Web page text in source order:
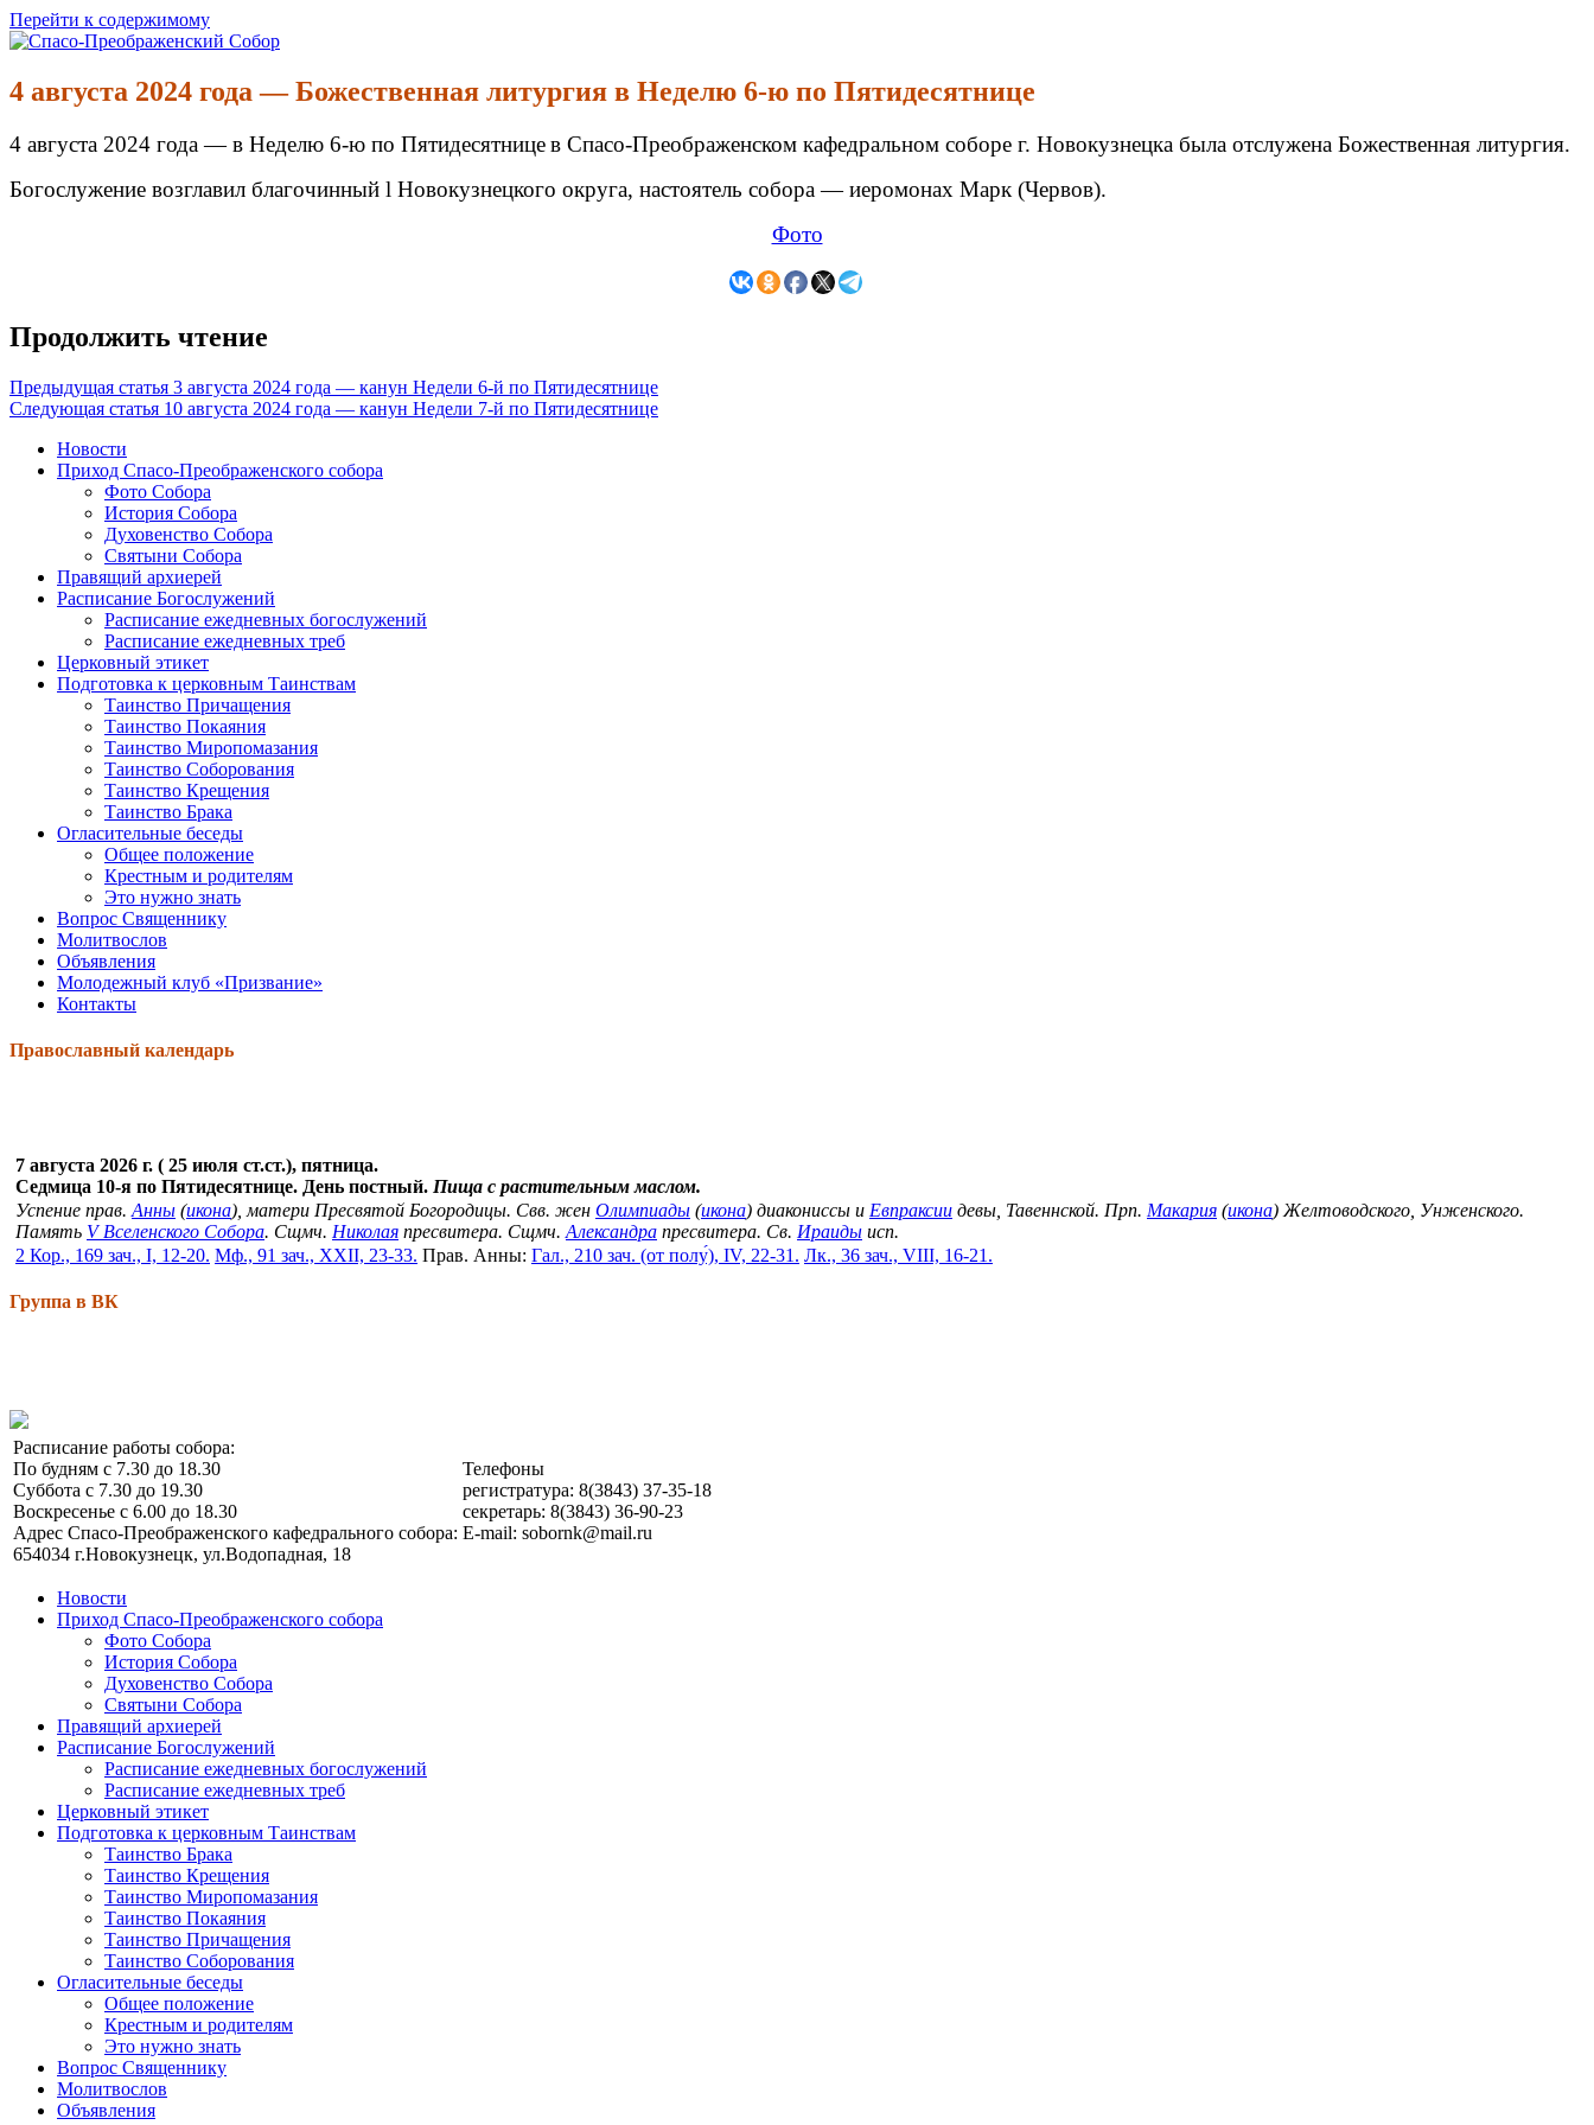
Перейти к содержимому
Спасо-Преображенский Собор
Спасо-Преображенский кафедральный Собор Новокузнецк
4 августа 2024 года — Божественная литургия в Неделю 6-ю по Пятидесятнице
4 августа 2024 года — в Неделю 6-ю по Пятидесятницев Спасо-Преображенском кафедральном соборе г. Новокузнецка была отслужена Божественная литургия.
Богослужение возглавил благочинный l Новокузнецкого округа, настоятель собора — иеромонах Марк (Червов).
Фото
Продолжить чтение
Предыдущая статья 3 августа 2024 года — канун Недели 6-й по Пятидесятнице
Следующая статья 10 августа 2024 года — канун Недели 7-й по Пятидесятнице
Новости
Приход Спасо-Преображенского собора
Фото Собора
История Собора
Духовенство Собора
Святыни Собора
Правящий архиерей
Расписание Богослужений
Расписание ежедневных богослужений
Расписание ежедневных треб
Церковный этикет
Подготовка к церковным Таинствам
Таинство Причащения
Таинство Покаяния
Таинство Миропомазания
Таинство Соборования
Таинство Крещения
Таинство Брака
Огласительные беседы
Общее положение
Крестным и родителям
Это нужно знать
Вопрос Священнику
Молитвослов
Объявления
Молодежный клуб «Призвание»
Контакты
Православный календарь
7 августа 2026 г. ( 25 июля ст.ст.), пятница.
Седмица 10-я по Пятидесятнице. День постный. Пища с растительным маслом.
Успение прав. Анны (икона), матери Пресвятой Богородицы. Свв. жен Олимпиады (икона) диакониссы и Евпраксии девы, Тавеннской. Прп. Макария (икона) Желтоводского, Унженского.
Память V Вселенского Собора. Сщмч. Николая пресвитера. Сщмч. Александра пресвитера. Св. Ираиды исп.
2 Кор., 169 зач., I, 12-20. Мф., 91 зач., XXII, 23-33. Прав. Анны: Гал., 210 зач. (от полу́), IV, 22-31. Лк., 36 зач., VIII, 16-21.
Группа в ВК
Расписание работы собора:
По будням с 7.30 до 18.30
Суббота с 7.30 до 19.30
Воскресенье с 6.00 до 18.30
Адрес Спасо-Преображенского кафедрального собора:
654034 г.Новокузнецк, ул.Водопадная, 18
Телефоны
регистратура: 8(3843) 37-35-18
секретарь: 8(3843) 36-90-23
E-mail: sobornk@mail.ru
Новости
Приход Спасо-Преображенского собора
Фото Собора
История Собора
Духовенство Собора
Святыни Собора
Правящий архиерей
Расписание Богослужений
Расписание ежедневных богослужений
Расписание ежедневных треб
Церковный этикет
Подготовка к церковным Таинствам
Таинство Брака
Таинство Крещения
Таинство Миропомазания
Таинство Покаяния
Таинство Причащения
Таинство Соборования
Огласительные беседы
Общее положение
Крестным и родителям
Это нужно знать
Вопрос Священнику
Молитвослов
Объявления